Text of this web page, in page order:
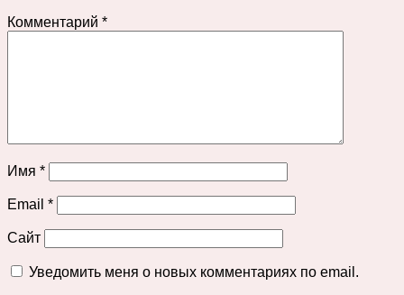
Комментарий *
Имя *
Email *
Сайт
Уведомить меня о новых комментариях по email.